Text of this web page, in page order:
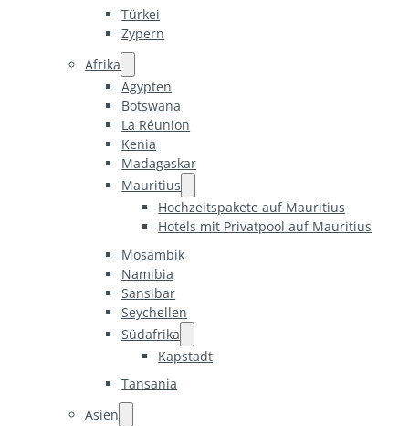
Türkei
Zypern
Afrika
Ägypten
Botswana
La Réunion
Kenia
Madagaskar
Mauritius
Hochzeitspakete auf Mauritius
Hotels mit Privatpool auf Mauritius
Mosambik
Namibia
Sansibar
Seychellen
Südafrika
Kapstadt
Tansania
Asien